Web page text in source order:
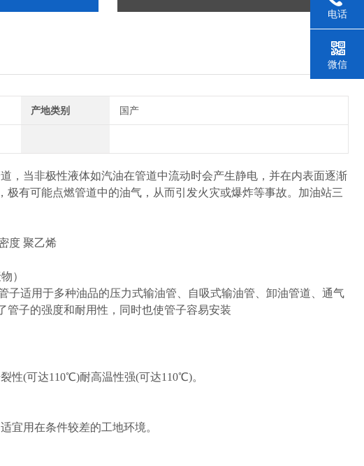
产地类别 国产
，当非极性液体如汽油在管道中流动时会产生静电，并在内表面逐渐
有可能点燃管道中的油气，从而引发火灾或爆炸等事故。加油站三
度 聚乙烯
）
子适用于多种油品的压力式输油管、自吸式输油管、卸油管道、通气
管子的强度和耐用性，同时也使管子容易安装
性(可达110℃)耐高温性强(可达110℃)。
宜用在条件较差的工地环境。
电话
微信